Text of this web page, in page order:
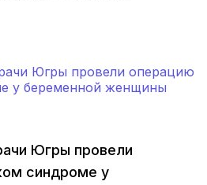
Югры провели
синдроме у